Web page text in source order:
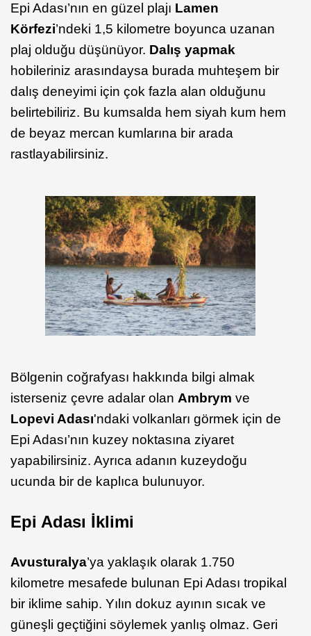
Epi Adası’nın en güzel plajı Lamen
Körfezi’ndeki 1,5 kilometre boyunca uzanan
plaj olduğu düşünüyor. Dalış yapmak
hobileriniz arasındaysa burada muhteşem bir
dalış deneyimi için çok fazla alan olduğunu
belirtebiliriz. Bu kumsalda hem siyah kum hem
de beyaz mercan kumlarına bir arada
rastlayabilirsiniz.
Bölgenin coğrafyası hakkında bilgi almak
isterseniz çevre adalar olan Ambrym ve
Lopevi Adası'ndaki volkanları görmek için de
Epi Adası’nın kuzey noktasına ziyaret
yapabilirsiniz. Ayrıca adanın kuzeydoğu
ucunda bir de kaplıca bulunuyor.
Epi Adası İklimi
Avusturalya’ya yaklaşık olarak 1.750
kilometre mesafede bulunan Epi Adası tropikal
bir iklime sahip. Yılın dokuz ayının sıcak ve
güneşli geçtiğini söylemek yanlış olmaz. Geri